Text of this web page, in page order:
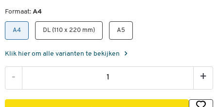
Formaat: A4
A4 DL (110 x 220 mm) A5
Klik hier om alle varianten te bekijken
- +